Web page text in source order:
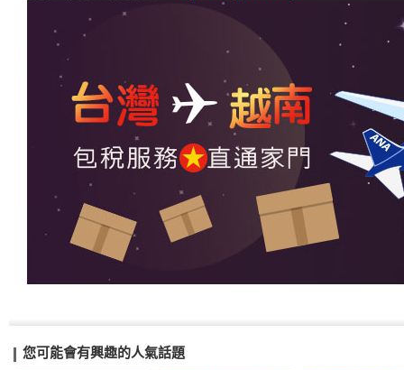
您可能會有興趣的人氣話題